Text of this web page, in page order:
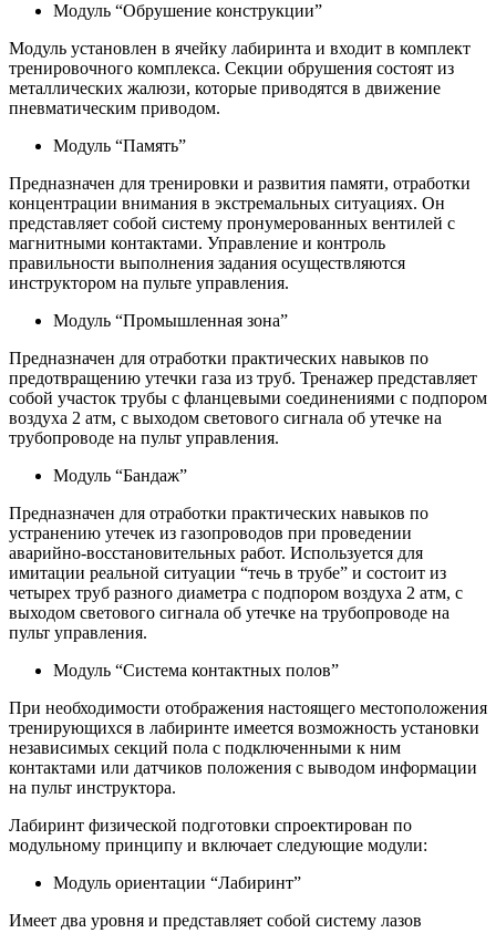
Модуль “Обрушение конструкции”
Модуль установлен в ячейку лабиринта и входит в комплект
тренировочного комплекса. Секции обрушения состоят из
металлических жалюзи, которые приводятся в движение
пневматическим приводом.
Модуль “Память”
Предназначен для тренировки и развития памяти, отработки
концентрации внимания в экстремальных ситуациях. Он
представляет собой систему пронумерованных вентилей с
магнитными контактами. Управление и контроль
правильности выполнения задания осуществляются
инструктором на пульте управления.
Модуль “Промышленная зона”
Предназначен для отработки практических навыков по
предотвращению утечки газа из труб. Тренажер представляет
собой участок трубы с фланцевыми соединениями с подпором
воздуха 2 атм, с выходом светового сигнала об утечке на
трубопроводе на пульт управления.
Модуль “Бандаж”
Предназначен для отработки практических навыков по
устранению утечек из газопроводов при проведении
аварийно-восстановительных работ. Используется для
имитации реальной ситуации “течь в трубе” и состоит из
четырех труб разного диаметра с подпором воздуха 2 атм, с
выходом светового сигнала об утечке на трубопроводе на
пульт управления.
Модуль “Система контактных полов”
При необходимости отображения настоящего местоположения
тренирующихся в лабиринте имеется возможность установки
независимых секций пола с подключенными к ним
контактами или датчиков положения с выводом информации
на пульт инструктора.
Лабиринт физической подготовки спроектирован по
модульному принципу и включает следующие модули:
Модуль ориентации “Лабиринт”
Имеет два уровня и представляет собой систему лазов